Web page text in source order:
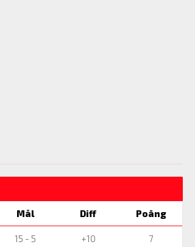
Mål Diff Poäng
15 - 5 +10 7